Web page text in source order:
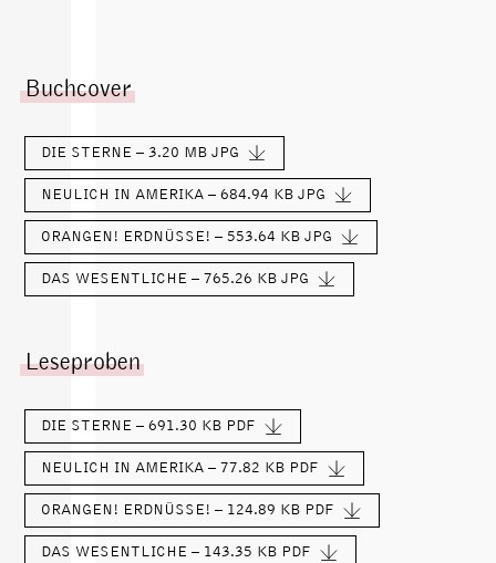
Buchcover
DIE STERNE – 3.20 MB JPG
NEULICH IN AMERIKA – 684.94 KB JPG
ORANGEN! ERDNÜSSE! – 553.64 KB JPG
DAS WESENTLICHE – 765.26 KB JPG
Leseproben
DIE STERNE – 691.30 KB PDF
NEULICH IN AMERIKA – 77.82 KB PDF
ORANGEN! ERDNÜSSE! – 124.89 KB PDF
DAS WESENTLICHE – 143.35 KB PDF